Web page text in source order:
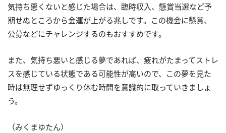
気持ち悪くないと感じた場合は、臨時収入、懸賞当選など予
期せぬところから金運が上がる兆しです。この機会に懸賞、
公募などにチャレンジするのもおすすめです。
また、気持ち悪いと感じる夢であれば、疲れがたまってストレ
スを感じている状態である可能性が高いので、この夢を見た
時は無理せずゆっくり休む時間を意識的に取っていきましょ
う。
（みくまゆたん）